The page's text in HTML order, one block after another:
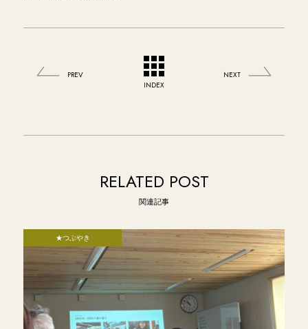
PREV
INDEX
NEXT
RELATED POST
関連記事
★つぶやき